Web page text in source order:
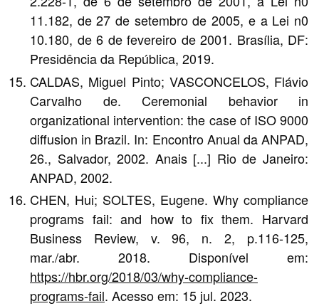
11.182, de 27 de setembro de 2005, e a Lei n0
10.180, de 6 de fevereiro de 2001. Brasília, DF:
Presidência da República, 2019.
CALDAS, Miguel Pinto; VASCONCELOS, Flávio
Carvalho de. Ceremonial behavior in
organizational intervention: the case of ISO 9000
diffusion in Brazil. In: Encontro Anual da ANPAD,
26., Salvador, 2002. Anais [...] Rio de Janeiro:
ANPAD, 2002.
CHEN, Hui; SOLTES, Eugene. Why compliance
programs fail: and how to fix them. Harvard
Business Review, v. 96, n. 2, p.116-125,
mar./abr. 2018. Disponível em:
https://hbr.org/2018/03/why-compliance-
programs-fail. Acesso em: 15 jul. 2023.